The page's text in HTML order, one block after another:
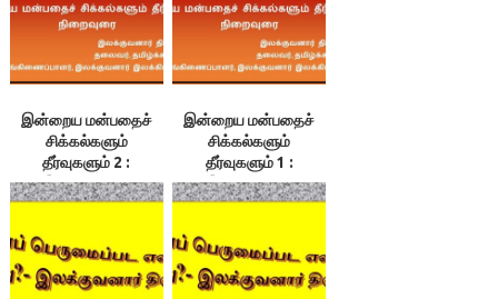
இன்றைய மன்பதைச்
சிக்கல்களும்
தீர்வுகளும் 2 :
இலக்குவனார்
திருவள்ளுவன்
இன்றைய மன்பதைச்
சிக்கல்களும்
தீர்வுகளும் 1 :
இலக்குவனார்
திருவள்ளுவன்